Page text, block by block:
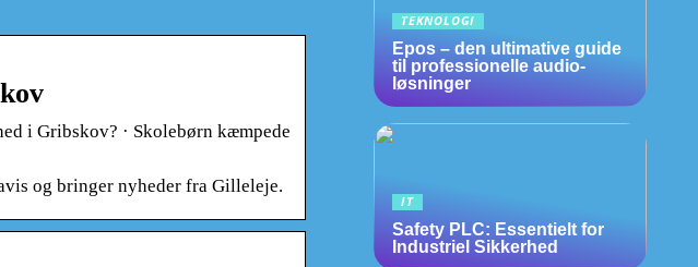
i Gribskov? · Skolebørn kæmpede
og bringer nyheder fra Gilleleje.
TEKNOLOGI
Epos – den ultimative guide
til professionelle audio-
løsninger
IT
Safety PLC: Essentielt for
Industriel Sikkerhed